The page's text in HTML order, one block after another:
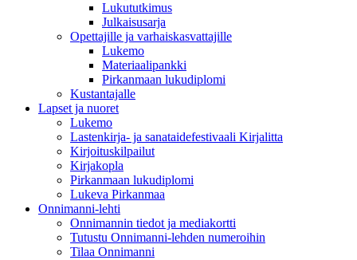
Lukututkimus
Julkaisusarja
Opettajille ja varhaiskasvattajille
Lukemo
Materiaalipankki
Pirkanmaan lukudiplomi
Kustantajalle
Lapset ja nuoret
Lukemo
Lastenkirja- ja sanataidefestivaali Kirjalitta
Kirjoituskilpailut
Kirjakopla
Pirkanmaan lukudiplomi
Lukeva Pirkanmaa
Onnimanni-lehti
Onnimannin tiedot ja mediakortti
Tutustu Onnimanni-lehden numeroihin
Tilaa Onnimanni